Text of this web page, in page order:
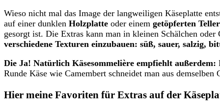
Wieso nicht mal das Image der langweiligen Käseplatte
auf einer dunklen Holzplatte oder einem getöpferten Teller
gesorgt ist. Die Extras kann man in kleinen Schälchen
verschiedene Texturen einzubauen: süß, sauer, salzig,
Die Ja! Natürlich Käsesommelière empfiehlt außerdem:
Runde Käse wie Camembert schneidet man aus
Hier meine Favoriten für Extras auf der